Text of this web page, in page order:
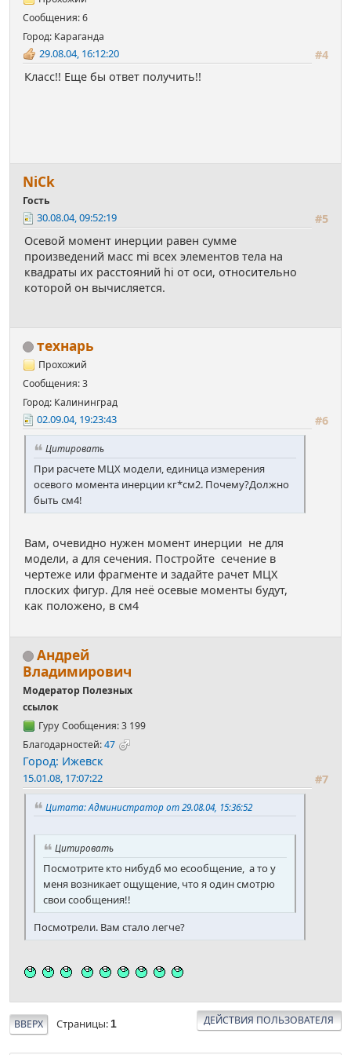
Сообщения: 6
Город: Караганда
#4
29.08.04, 16:12:20
Класс!! Еще бы ответ получить!!
NiСk
Гость
#5
30.08.04, 09:52:19
Осевой момент инерции равен сумме
произведений масс mi всех элементов тела на
квадраты их расстояний hi от оси, относительно
которой он вычисляется.
технарь
Прохожий
Сообщения: 3
Город: Калининград
#6
02.09.04, 19:23:43
Цитировать
При расчете МЦХ модели, единица измерения
осевого момента инерции кг*см2. Почему?Должно
быть см4!
Вам, очевидно нужен момент инерции не для
модели, а для сечения. Постройте сечение в
чертеже или фрагменте и задайте рачет МЦХ
плоских фигур. Для неё осевые моменты будут,
как положено, в см4
Андрей
Владимирович
Модератор Полезных
ссылок
Гуру Сообщения: 3 199
Благодарностей:47
Город: Ижевск
#7
15.01.08, 17:07:22
Цитата: Администратор от 29.08.04, 15:36:52
Цитировать
Посмотрите кто нибудб мо есообщение, а то у
меня возникает ощущение, что я один смотрю
свои сообщения!!
Посмотрели. Вам стало легче?
ВВЕРХ Страницы 1 ДЕЙСТВИЯ ПОЛЬЗОВАТЕЛЯ